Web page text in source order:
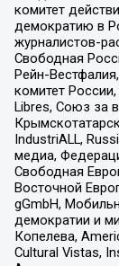
комитет
демократию в
журналистов-
Свободная
Рейн-
комитет
Libres, Союз за
IndustriALL,
медиа,
Свободная
Восточной
gGmbH,
демократии и
Копелева,
Cultural Vistas,